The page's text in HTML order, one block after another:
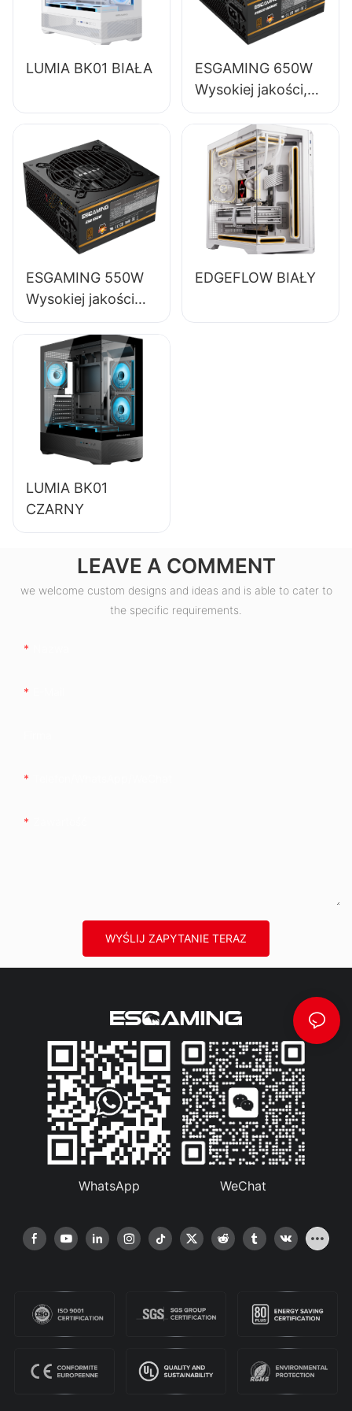
LUMIA BK01 BIAŁA
ESGAMING 650W
Wysokiej jakości,
85% sprawności,
pełnomodułowy
zasilacz do
komputerów
stacjonarnych 80+
Bronze ESB650W
ESGAMING 550W
Wysokiej jakości
zasilacz do
komputerów
stacjonarnych o
sprawności 85%,
80+ Bronze
ESB550W
EDGEFLOW BIAŁY
LUMIA BK01
CZARNY
LEAVE A COMMENT
we welcome custom designs and ideas and is able to cater to
the specific requirements.
WYŚLIJ ZAPYTANIE TERAZ
WhatsApp WeChat